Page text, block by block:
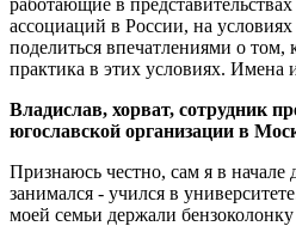
ассоциаций в России, на
поделиться впечатлениями о том,
практика в этих условиях. Имена
Владислав, хорват, сотрудник
югославской организации в
Признаюсь честно, сам я в начале
занимался - учился в
моей семьи держали